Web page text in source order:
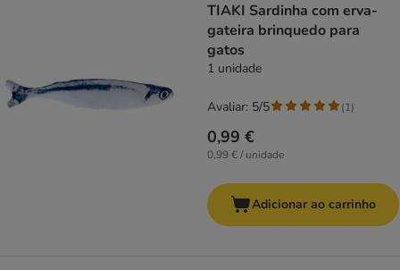
TIAKI Sardinha com erva-
gateira brinquedo para
gatos
1 unidade
0,99 €
0,99 € / unidade
Avaliar: 5/5 (1)
Adicionar ao carrinho